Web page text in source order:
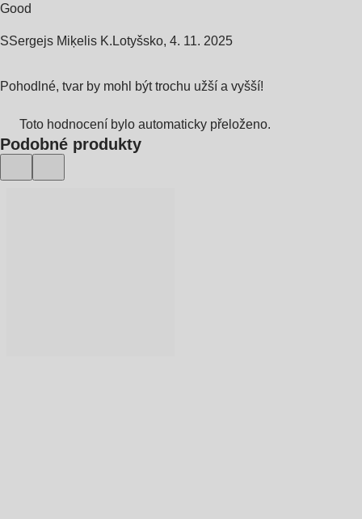
Good
SSergejs Miķelis K. Lotyšsko, 4. 11. 2025
Pohodlné, tvar by mohl být trochu užší a vyšší!
Toto hodnocení bylo automaticky přeloženo.
Podobné produkty